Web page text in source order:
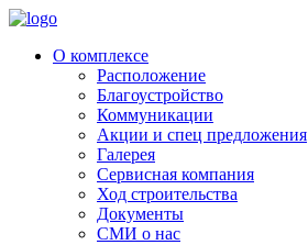
О комплексе
Расположение
Благоустройство
Коммуникации
Акции и спец предложения
Галерея
Сервисная компания
Ход строительства
Документы
СМИ о нас